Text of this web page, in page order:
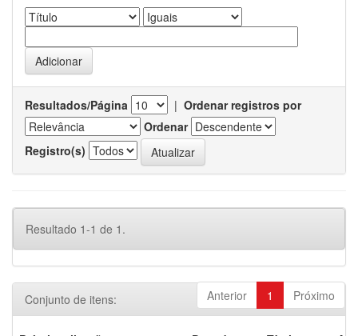
Resultados/Página | Ordenar registros por
Ordenar
Registro(s)
Resultado 1-1 de 1.
Anterior 1 Próximo
Conjunto de itens: